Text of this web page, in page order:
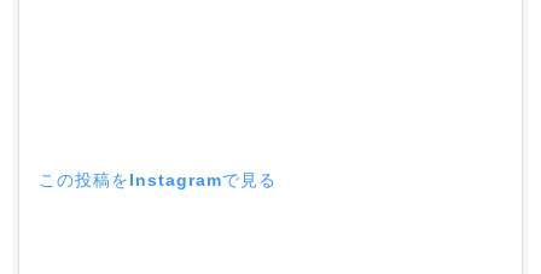
この投稿をInstagramで見る